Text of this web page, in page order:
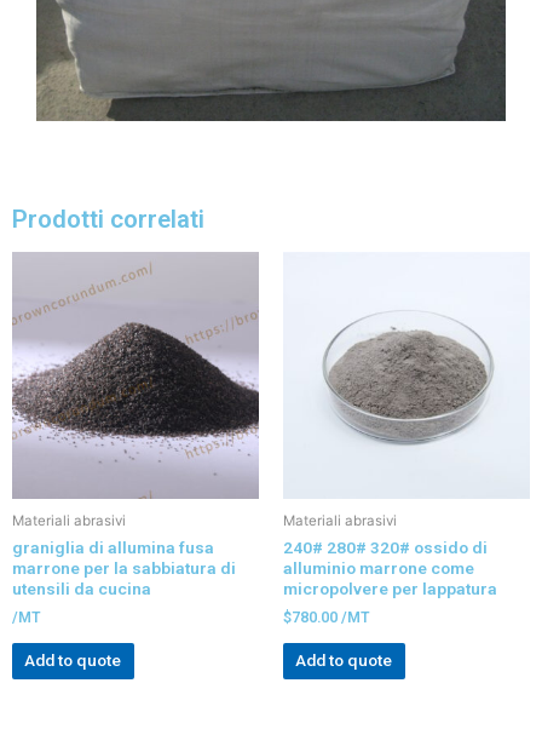
Prodotti correlati
Materiali abrasivi
graniglia di allumina fusa
marrone per la sabbiatura di
utensili da cucina
/MT
Add to quote
Materiali abrasivi
240# 280# 320# ossido di
alluminio marrone come
micropolvere per lappatura
$780.00 /MT
Add to quote